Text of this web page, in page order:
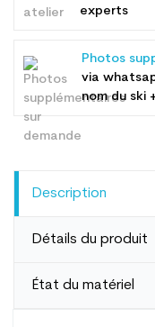
experts
Photos
via
nom du ski
Description
Détails du produit
État du matériel